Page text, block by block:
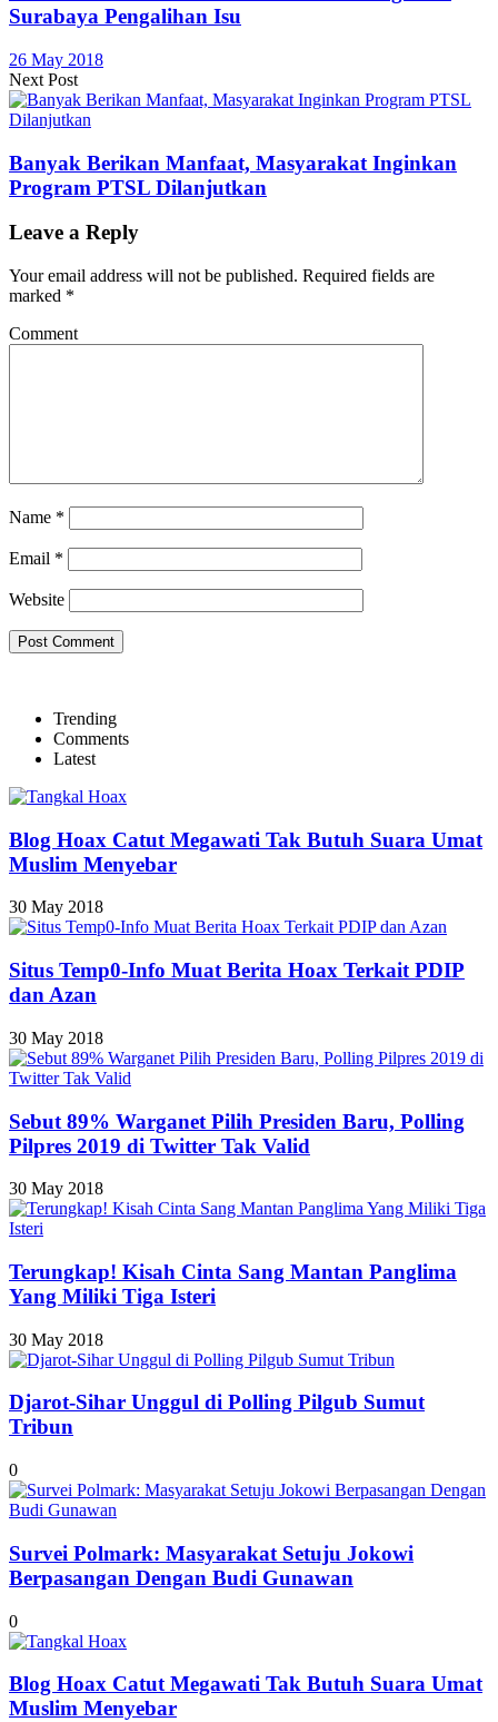
Surabaya Pengalihan Isu
26 May 2018
Next Post
Banyak Berikan Manfaat, Masyarakat Inginkan
Program PTSL Dilanjutkan
Leave a Reply
Your email address will not be published. Required fields are
marked *
Comment
Name *
Email *
Website
Trending
Comments
Latest
Blog Hoax Catut Megawati Tak Butuh Suara Umat
Muslim Menyebar
30 May 2018
Situs Temp0-Info Muat Berita Hoax Terkait PDIP
dan Azan
30 May 2018
Sebut 89% Warganet Pilih Presiden Baru, Polling
Pilpres 2019 di Twitter Tak Valid
30 May 2018
Terungkap! Kisah Cinta Sang Mantan Panglima
Yang Miliki Tiga Isteri
30 May 2018
Djarot-Sihar Unggul di Polling Pilgub Sumut
Tribun
0
Survei Polmark: Masyarakat Setuju Jokowi
Berpasangan Dengan Budi Gunawan
0
Blog Hoax Catut Megawati Tak Butuh Suara Umat
Muslim Menyebar